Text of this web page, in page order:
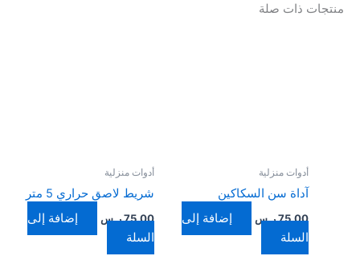
منتجات ذات صلة
أدوات منزلية
آداة سن السكاكين
75,00ر.س
إضافة إلى
السلة
أدوات منزلية
شريط لاصق حراري 5 متر
75,00ر.س
إضافة إلى
السلة